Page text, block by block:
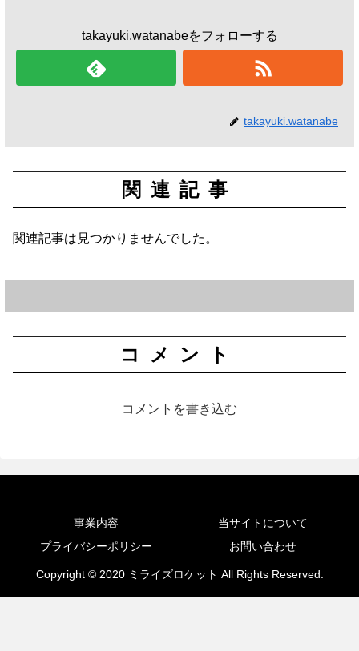
takayuki.watanabeをフォローする
takayuki.watanabe
関連記事
関連記事は見つかりませんでした。
コメント
コメントを書き込む
事業内容
当サイトについて
プライバシーポリシー
お問い合わせ
Copyright © 2020 ミライズロケット All Rights Reserved.